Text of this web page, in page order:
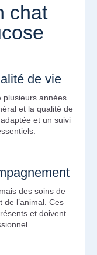
chat
de vie
plusieurs années
et la qualité de
et un suivi
des soins de
l’animal. Ces
et doivent